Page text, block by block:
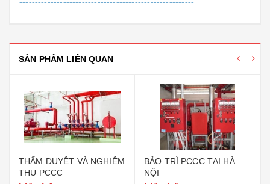
SẢN PHẨM LIÊN QUAN
THẨM DUYỆT VÀ NGHIỆM
THU PCCC
BẢO TRÌ PCCC TẠI HÀ
NỘI